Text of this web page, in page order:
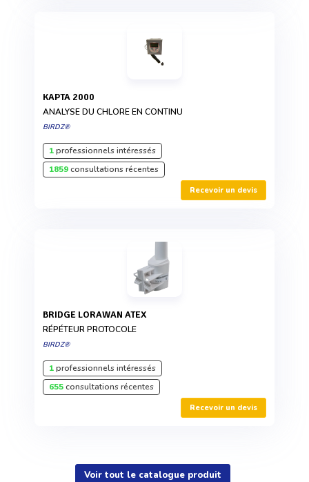
KAPTA 2000
ANALYSE DU CHLORE EN CONTINU
BIRDZ®
1professionnels intéressés
1859consultations récentes
Recevoir un devis
BRIDGE LORAWAN ATEX
RÉPÉTEUR PROTOCOLE
BIRDZ®
1professionnels intéressés
655consultations récentes
Recevoir un devis
Voir tout le catalogue produit